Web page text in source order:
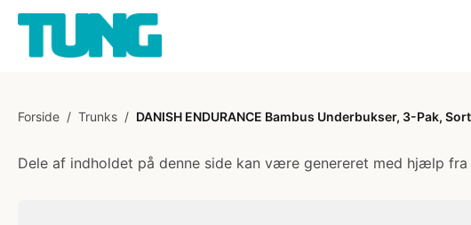
Forside / Trunks / DANISH ENDURANCE Bambus Underbukser, 3-Pak,
Dele af indholdet på denne side kan være genereret med hjælp fra